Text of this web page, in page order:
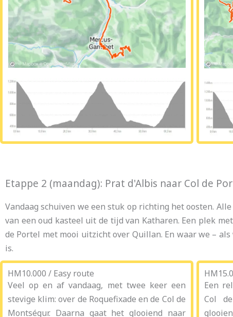
Etappe 2 (maandag): Prat d'Albis naar Col de
Vandaag schuiven we een stuk op richting het oosten.
van een oud kasteel uit de tijd van Katharen. Een plek
de Portel met mooi uitzicht over Quillan. En waar we –
is.
HM10.000 / Easy route
Veel op en af vandaag, met twee keer een
stevige klim: over de Roquefixade en de Col de
Montségur. Daarna gaat het glooiend naar
Een
Col